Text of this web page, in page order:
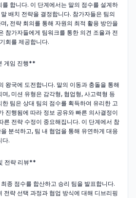
합니다. 이 단계에서는 말의 점수를 설계하
배치 전략을 결정합니다. 참가자들은 팀의
, 전략 회의를 통해 자원의 최적 활용 방안을
참가자들에게 팀워크를 통한 의견 조율과 전
회를 제공합니다.
게임 진행**
왕국에 도전합니다. 말의 이동과 충돌을 통해
, 미션 유형은 감각형, 협업형, 사고력형 등
팀은 상대 팀의 점수를 획득하여 유리한 고
진행됨에 따라 정보 공유와 빠른 의사결정이
른 전략 수정이 중요해집니다. 이 단계에서 참
분석하고, 팀 내 협업을 통해 유연하게 대응
다.
전략 리뷰**
종 점수를 합산하고 승리 팀을 발표합니다.
전략 선택 과정과 협업 방식에 대해 디브리핑